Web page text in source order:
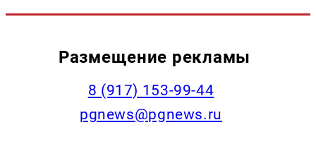
Размещение рекламы
‭8 (917) 153-99-44
pgnews@pgnews.ru